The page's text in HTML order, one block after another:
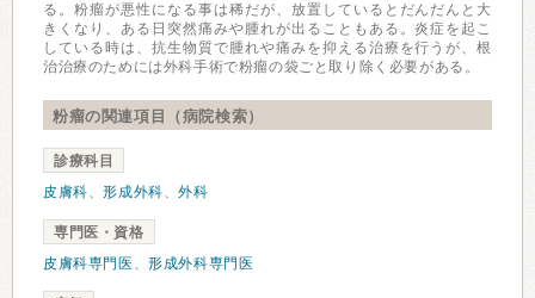
る。粉瘤が悪性になる事は稀だが、放置しているとだんだんと大
きくなり、ある日突然痛みや腫れが出ることもある。炎症を起こ
している時は、抗生物質で腫れや痛みを抑える治療を行うが、根
治治療のためには外科手術で粉瘤の袋ごと取り除く必要がある。
粉瘤の関連項目（病院検索）
診療科目
皮膚科、形成外科、外科
専門医・資格
皮膚科専門医 、形成外科専門医